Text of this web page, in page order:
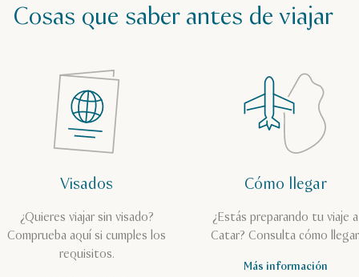
Cosas que saber antes de viajar
Visados
¿Quieres viajar sin visado?
Comprueba aquí si cumples los
requisitos.
Cómo llegar
¿Estás preparando tu viaje a
Catar? Consulta cómo
Más información